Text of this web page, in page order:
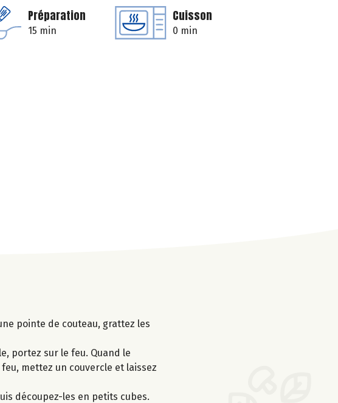
Préparation
15 min
Cuisson
0 min
pointe de couteau, grattez les
portez sur le feu. Quand le
mettez un couvercle et laissez
découpez-les en petits cubes.